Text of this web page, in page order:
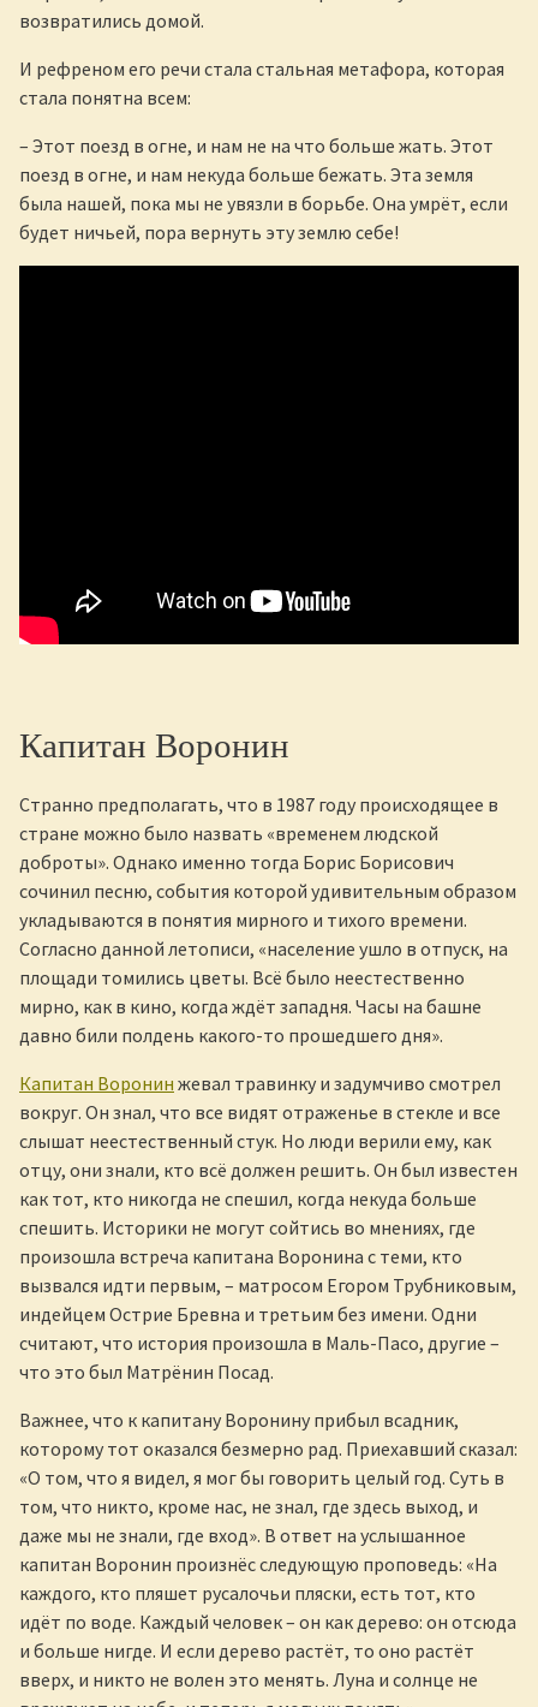
возвратились домой.
И рефреном его речи стала стальная метафора, которая
стала понятна всем:
– Этот поезд в огне, и нам не на что больше жать. Этот
поезд в огне, и нам некуда больше бежать. Эта земля
была нашей, пока мы не увязли в борьбе. Она умрёт, если
будет ничьей, пора вернуть эту землю себе!
Капитан Воронин
Странно предполагать, что в 1987 году происходящее в
стране можно было назвать «временем людской
доброты». Однако именно тогда Борис Борисович
сочинил песню, события которой удивительным образом
укладываются в понятия мирного и тихого времени.
Согласно данной летописи, «население ушло в отпуск, на
площади томились цветы. Всё было неестественно
мирно, как в кино, когда ждёт западня. Часы на башне
давно били полдень какого-то прошедшего дня».
Капитан Воронин жевал травинку и задумчиво смотрел
вокруг. Он знал, что все видят отраженье в стекле и все
слышат неестественный стук. Но люди верили ему, как
отцу, они знали, кто всё должен решить. Он был известен
как тот, кто никогда не спешил, когда некуда больше
спешить. Историки не могут сойтись во мнениях, где
произошла встреча капитана Воронина с теми, кто
вызвался идти первым, – матросом Егором Трубниковым,
индейцем Острие Бревна и третьим без имени. Одни
считают, что история произошла в Маль-Пасо, другие –
что это был Матрёнин Посад.
Важнее, что к капитану Воронину прибыл всадник,
которому тот оказался безмерно рад. Приехавший сказал:
«О том, что я видел, я мог бы говорить целый год. Суть в
том, что никто, кроме нас, не знал, где здесь выход, и
даже мы не знали, где вход». В ответ на услышанное
капитан Воронин произнёс следующую проповедь: «На
каждого, кто пляшет русалочьи пляски, есть тот, кто
идёт по воде. Каждый человек – он как дерево: он отсюда
и больше нигде. И если дерево растёт, то оно растёт
вверх, и никто не волен это менять. Луна и солнце не